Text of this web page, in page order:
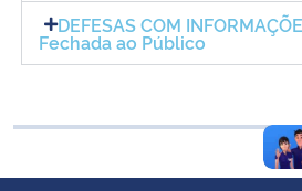
Ministério do Desenvolvimento Regional
Ministério da Mulher, da Família e dos Direitos
DEFESAS COM
Fechada ao Público